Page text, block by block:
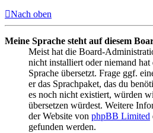
Nach oben
Meine Sprache steht auf diesem
Meist hat die Board-
nicht installiert oder niemand
Sprache übersetzt. Frage ggf.
er das Sprachpaket, das du
es noch nicht existiert, würden
übersetzen würdest. Weitere
der Website von phpBB Limited
gefunden werden.